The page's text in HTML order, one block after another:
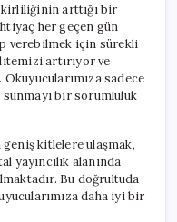
arttığı bir
her geçen gün
verebilmek için sürekli
artırıyor ve
sadece
sunmayı bir sorumluluk
kitlelere ulaşmak,
alanında
Bu doğrultuda
daha iyi bir